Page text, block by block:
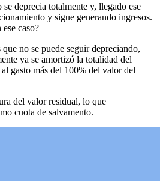
deprecia totalmente y, llegado ese
y sigue generando ingresos.
caso?
no se puede seguir depreciando,
ya se amortizó la totalidad del
gasto más del 100% del valor del
del valor residual, lo que
cuota de salvamento.